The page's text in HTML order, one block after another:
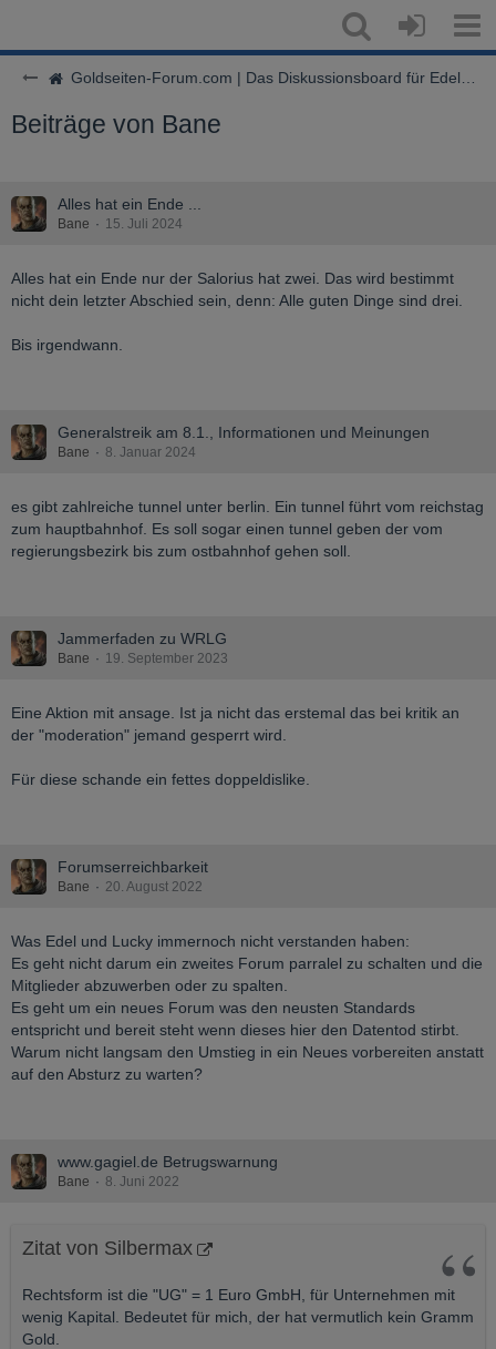
Goldseiten-Forum.com | Das Diskussionsboard für Edelmetalle & Rohstoffe
Beiträge von Bane
Alles hat ein Ende ...
Bane 15. Juli 2024
Alles hat ein Ende nur der Salorius hat zwei. Das wird bestimmt
nicht dein letzter Abschied sein, denn: Alle guten Dinge sind drei.
Bis irgendwann.
Generalstreik am 8.1., Informationen und Meinungen
Bane 8. Januar 2024
es gibt zahlreiche tunnel unter berlin. Ein tunnel führt vom reichstag
zum hauptbahnhof. Es soll sogar einen tunnel geben der vom
regierungsbezirk bis zum ostbahnhof gehen soll.
Jammerfaden zu WRLG
Bane 19. September 2023
Eine Aktion mit ansage. Ist ja nicht das erstemal das bei kritik an
der "moderation" jemand gesperrt wird.
Für diese schande ein fettes doppeldislike.
Forumserreichbarkeit
Bane 20. August 2022
Was Edel und Lucky immernoch nicht verstanden haben:
Es geht nicht darum ein zweites Forum parralel zu schalten und die
Mitglieder abzuwerben oder zu spalten.
Es geht um ein neues Forum was den neusten Standards
entspricht und bereit steht wenn dieses hier den Datentod stirbt.
Warum nicht langsam den Umstieg in ein Neues vorbereiten anstatt
auf den Absturz zu warten?
www.gagiel.de Betrugswarnung
Bane 8. Juni 2022
Zitat von Silbermax
Rechtsform ist die "UG" = 1 Euro GmbH, für Unternehmen mit
wenig Kapital. Bedeutet für mich, der hat vermutlich kein Gramm
Gold.